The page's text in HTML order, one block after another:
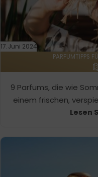
17. Juni 2024
PARFUMTIPPS
9 Parfums, die wie
einem frischen,
Lesen